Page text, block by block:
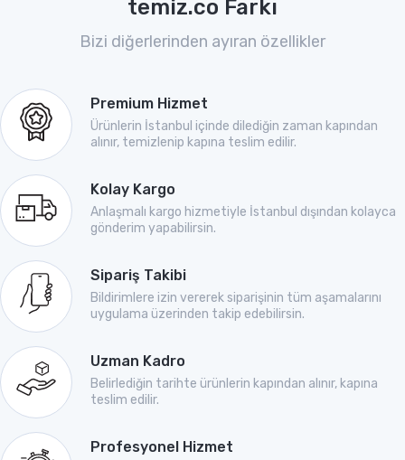
temiz.co Farkı
Bizi diğerlerinden ayıran özellikler
Premium Hizmet
Ürünlerin İstanbul içinde dilediğin zaman kapından
alınır, temizlenip kapına teslim edilir.
Kolay Kargo
Anlaşmalı kargo hizmetiyle İstanbul dışından kolayca
gönderim yapabilirsin.
Sipariş Takibi
Bildirimlere izin vererek siparişinin tüm aşamalarını
uygulama üzerinden takip edebilirsin.
Uzman Kadro
Belirlediğin tarihte ürünlerin kapından alınır, kapına
teslim edilir.
Profesyonel Hizmet